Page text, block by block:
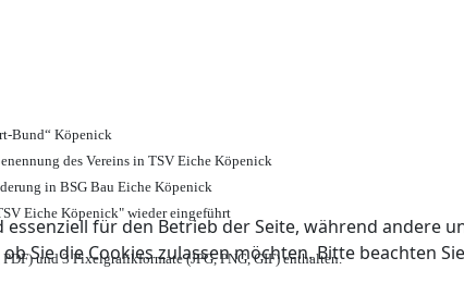
für den Betrieb der Seite, während andere
Sie die Cookies zulassen möchten. Bitte beachten
Bund“ Köpenick
des Vereins in TSV Eiche Köpenick
in BSG Bau Eiche Köpenick
Eiche Köpenick" wieder eingeführt
und 3 Pixelgrafikformate (JPG, PNG, GIF) enthalten.